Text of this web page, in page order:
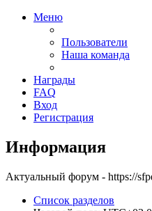
Меню
Пользователи
Наша команда
Награды
FAQ
Вход
Регистрация
Информация
Актуальный форум - https://
Список разделов